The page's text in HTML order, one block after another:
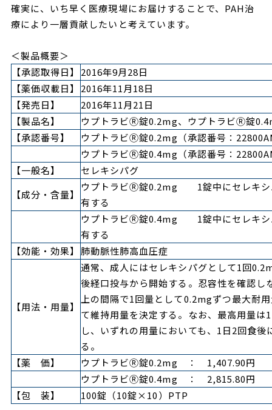
確実に、いち早く医療現場にお届けすることで、PAH治
療により一層貢献したいと考えています。
＜製品概要＞
【承認取得日】
2016年9月28日
【薬価収載日】
2016年11月18日
【発売日】
2016年11月21日
【製品名】
ウプトラビⓇ錠0.2mg、ウプトラビⓇ錠
【承認番号】
ウプトラビⓇ錠0.2mg（承認番号：
ウプトラビⓇ錠0.4mg（承認番号：
【一般名】
セレキシパグ
【成分・含量】
ウプトラビⓇ錠0.2mg 1錠中にセレキシ
有する
ウプトラビⓇ錠0.4mg 1錠中にセレキシ
有する
【効能・効果】
肺動脈性肺高血圧症
【用法・用量】
通常、成人にはセレキシパグとして1回
後経口投与から開始する。忍容性を確認し
上の間隔で1回量として0.2mgずつ最大耐
て維持用量を決定する。なお、最高用量は
し、いずれの用量においても、1日2回食後
る。
【薬 価】
ウプトラビⓇ錠0.2mg ： 1,407.90円
ウプトラビⓇ錠0.4mg ： 2,815.80円
【包 装】
100錠（10錠×10）PTP